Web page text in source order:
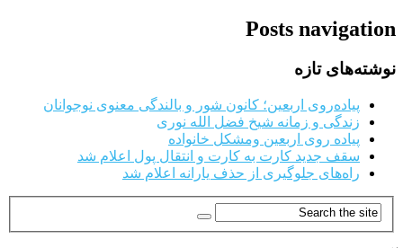
Posts navigation
نوشته‌های تازه
پیاده‌روی اربعین؛ کانون شور و بالندگی معنوی نوجوانان
زندگی و زمانه شیخ فضل الله نوری
پیاده روی اربعین ومشکل خانواده
سقف جدید کارت به کارت و انتقال پول اعلام شد
راه‌های جلوگیری از حذف یارانه اعلام شد